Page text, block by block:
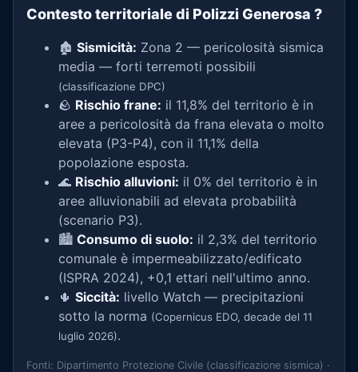
Contesto territoriale di Polizzi Generosa ?
🏚️ Sismicità: Zona 2 — pericolosità sismica
media — forti terremoti possibili
(classificazione DPC)
🪨 Rischio frane: il 11,8% del territorio è in
aree a pericolosità da frana elevata o molto
elevata (P3-P4), con il 11,1% della
popolazione esposta.
🌊 Rischio alluvioni: il 0% del territorio è in
aree alluvionabili ad elevata probabilità
(scenario P3).
🏙️ Consumo di suolo: il 2,3% del territorio
comunale è impermeabilizzato/edificato
(ISPRA 2024), +0,1 ettari nell'ultimo anno.
🌵 Siccità: livello Watch — precipitazioni
sotto la norma (Copernicus EDO, decade del 11
luglio 2026).
Fonti: Dipartimento Protezione Civile (classificazione sismica) ·